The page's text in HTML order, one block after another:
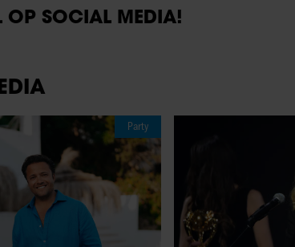
OP SOCIAL MEDIA!
Party